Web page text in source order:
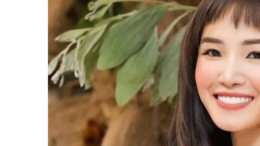
Sự kiện
Đối thoại
Thế giới
Góc nhìn luật gia
Hồ sơ điều tra
Tiếng nói công dân
An ninh - Hình sự
ĐA CHIỀU INFOCUS